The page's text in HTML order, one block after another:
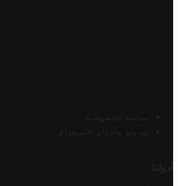
سياسة الخصوصية
شروط وأحكام الاستخدام
أدواتنا